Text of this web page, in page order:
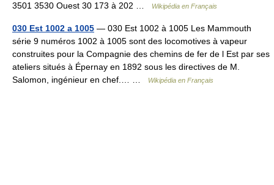
3501 3530 Ouest 30 173 à 202 …
Wikipédia en Français
030 Est 1002 a 1005 — 030 Est 1002 à 1005 Les Mammouth
série 9 numéros 1002 à 1005 sont des locomotives à vapeur
construites pour la Compagnie des chemins de fer de l Est par ses
ateliers situés à Épernay en 1892 sous les directives de M.
Salomon, ingénieur en chef.… …
Wikipédia en Français